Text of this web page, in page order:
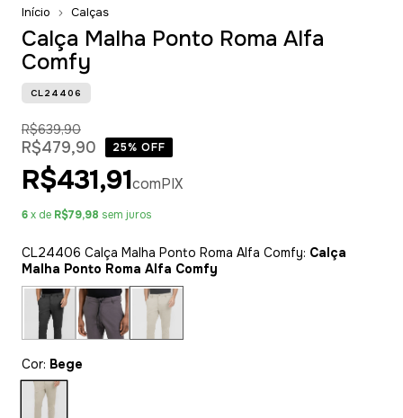
Início Calças
Calça Malha Ponto Roma Alfa
Comfy
CL24406
R$639,90
R$479,90 25% OFF
R$431,91comPIX
6x de R$79,98 sem juros
CL24406 Calça Malha Ponto Roma Alfa Comfy: Calça
Malha Ponto Roma Alfa Comfy
Cor: Bege